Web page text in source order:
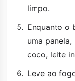
limpo.
Enquanto o
uma
coco, leite
Leve ao